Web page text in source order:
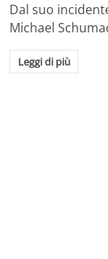
Dal suo
Michael
Leggi di più